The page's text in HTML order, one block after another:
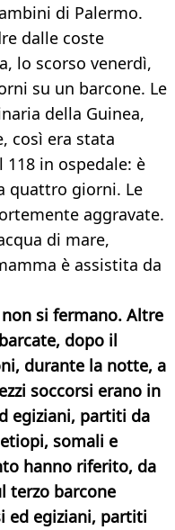
di Palermo.
dalle coste
lo scorso venerdì,
su un barcone. Le
della Guinea,
così era stata
in ospedale: è
quattro giorni. Le
aggravate.
di mare,
è assistita da
si fermano. Altre
dopo il
durante la notte, a
soccorsi erano in
egiziani, partiti da
somali e
hanno riferito, da
terzo barcone
ed egiziani, partiti